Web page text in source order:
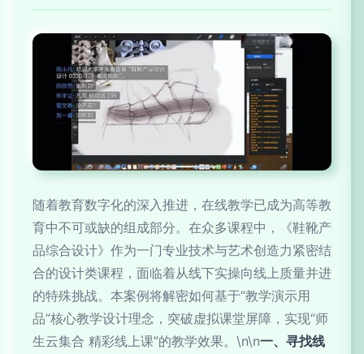
随着教育数字化的深入推进，在线教学已成为高等教
育中不可或缺的组成部分。在众多课程中，《鞋靴产
品综合设计》作为一门专业技术与艺术创造力紧密结
合的设计类课程，面临着从线下实操向线上质量并进
的特殊挑战。本案例将解密如何基于“教学演示用
品”核心教学设计理念，突破虚拟课堂屏障，实现“师
生云集合 精彩线上课”的教学效果。\n\n一、寻找线